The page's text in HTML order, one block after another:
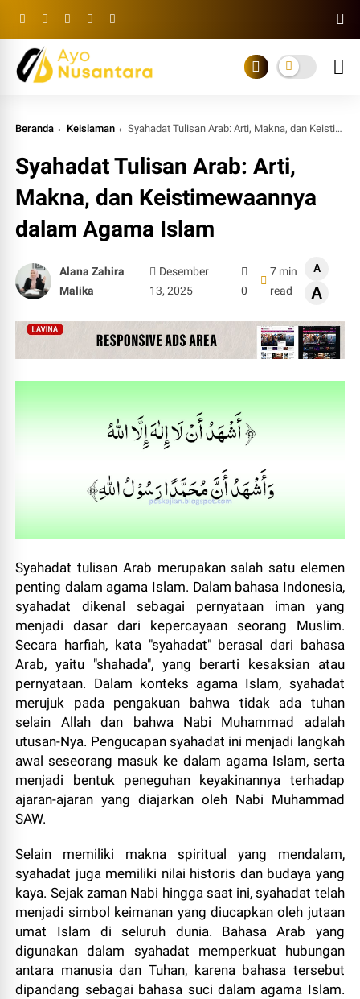
Beranda Keislaman Syahadat Tulisan Arab: Arti, Makna, dan Keistimewaannya dalam Agama Islam
Syahadat Tulisan Arab: Arti,
Makna, dan Keistimewaannya
dalam Agama Islam
Alana Zahira
Malika
Desember
13, 2025
0
7 min
read
A
A
Syahadat tulisan Arab merupakan salah satu elemen
penting dalam agama Islam. Dalam bahasa Indonesia,
syahadat dikenal sebagai pernyataan iman yang
menjadi dasar dari kepercayaan seorang Muslim.
Secara harfiah, kata "syahadat" berasal dari bahasa
Arab, yaitu "shahada", yang berarti kesaksian atau
pernyataan. Dalam konteks agama Islam, syahadat
merujuk pada pengakuan bahwa tidak ada tuhan
selain Allah dan bahwa Nabi Muhammad adalah
utusan-Nya. Pengucapan syahadat ini menjadi langkah
awal seseorang masuk ke dalam agama Islam, serta
menjadi bentuk peneguhan keyakinannya terhadap
ajaran-ajaran yang diajarkan oleh Nabi Muhammad
SAW.
Selain memiliki makna spiritual yang mendalam,
syahadat juga memiliki nilai historis dan budaya yang
kaya. Sejak zaman Nabi hingga saat ini, syahadat telah
menjadi simbol keimanan yang diucapkan oleh jutaan
umat Islam di seluruh dunia. Bahasa Arab yang
digunakan dalam syahadat memperkuat hubungan
antara manusia dan Tuhan, karena bahasa tersebut
dipandang sebagai bahasa suci dalam agama Islam.